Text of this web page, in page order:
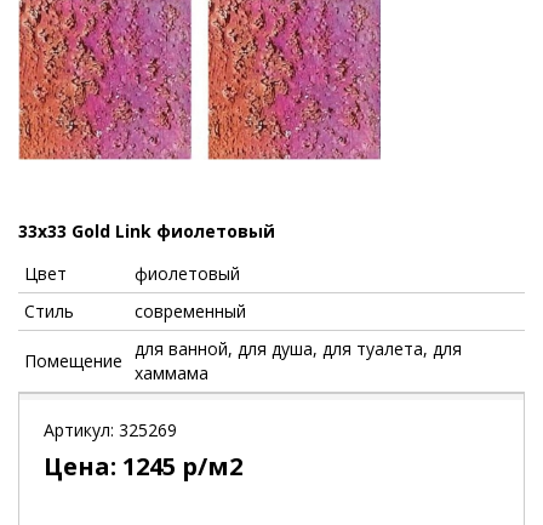
33x33 Gold Link фиолетовый
Цвет
фиолетовый
Стиль
современный
Помещение
для ванной, для душа, для туалета, для
хаммама
Артикул: 325269
Цена: 1245 р/м2